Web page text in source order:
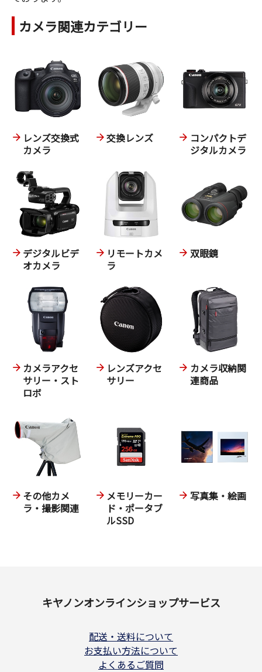
カメラ関連カテゴリー
レンズ交換式
カメラ
交換レンズ
コンパクトデ
ジタルカメラ
デジタルビデ
オカメラ
リモートカメ
ラ
双眼鏡
カメラアクセ
サリー・スト
ロボ
レンズアクセ
サリー
カメラ収納関
連商品
その他カメ
ラ・撮影関連
メモリーカー
ド・ポータブ
ルSSD
写真集・絵画
キヤノンオンラインショップサービス
配送・送料について
お支払い方法について
よくあるご質問